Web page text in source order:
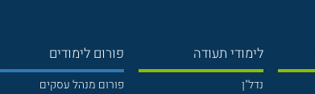
לימודי תעודה
נדל"ן
פורום לימודים
פורום מנהל עסקים